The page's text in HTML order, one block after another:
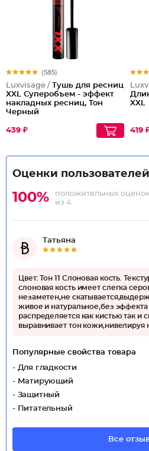
(585)
Luxvisage / Тушь для ресниц
XXL Суперобъем - эффект
накладных ресниц, Тон
Черный
439 ₽
XXL
419
Оценки пользователей
100%
положительных оценок
из 4
Татьяна
Цвет: Тон 11 Слоновая кость.
слоновая кость имеет слегка
незаметен,не
живое и натуральное,без
распределяется как кистью так
выравнивает тон кожи,нивелируя
Популярные свойства товара
- Для гладкости
- Матирующий
- Защитный
- Питательный
Все